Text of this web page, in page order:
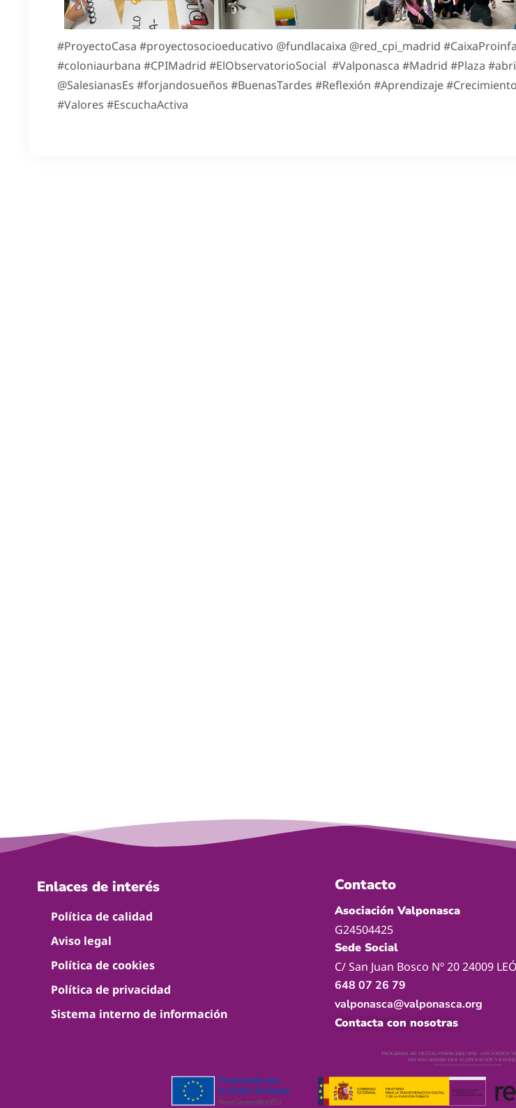
#ProyectoCasa #proyectosocioeducativo @fundlacaixa @red_cpi_madrid
#coloniaurbana #CPIMadrid #ElObservatorioSocial #Valponasca #Madrid #Plaza
@SalesianasEs #forjandosueños #BuenasTardes #Reflexión #Aprendizaje
#Valores #EscuchaActiva
Enlaces de interés
Política de calidad
Aviso legal
Política de cookies
Política de privacidad
Sistema interno de información
Contacto
Asociación Valponasca
G24504425
Sede Social
C/ San Juan Bosco Nº 20 24009
648 07 26 79
valponasca@valponasca.org
Contacta con nosotras